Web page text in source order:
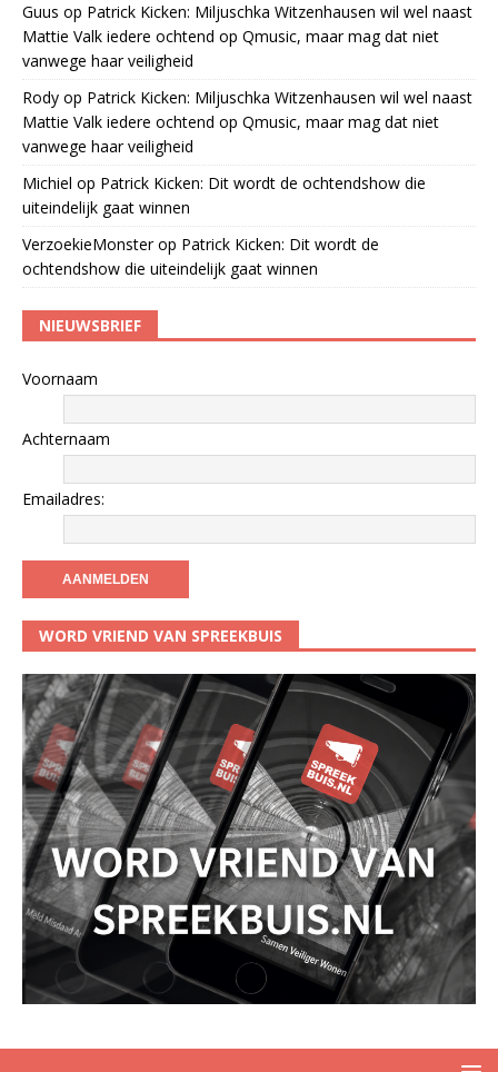
Guus op Patrick Kicken: Miljuschka Witzenhausen wil wel naast
Mattie Valk iedere ochtend op Qmusic, maar mag dat niet
vanwege haar veiligheid
Rody op Patrick Kicken: Miljuschka Witzenhausen wil wel naast
Mattie Valk iedere ochtend op Qmusic, maar mag dat niet
vanwege haar veiligheid
Michiel op Patrick Kicken: Dit wordt de ochtendshow die
uiteindelijk gaat winnen
VerzoekieMonsterop Patrick Kicken: Dit wordt de
ochtendshow die uiteindelijk gaat winnen
NIEUWSBRIEF
Voornaam
Achternaam
Emailadres:
WORD VRIEND VAN SPREEKBUIS